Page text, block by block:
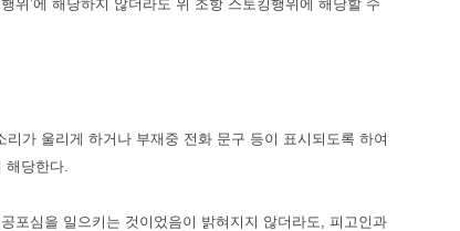
위’에 해당하지 않더라도 위 조항 스토킹행위에 해당할 수
가 울리게 하거나 부재중 전화 문구 등이 표시되도록 하여
해당한다.
포심을 일으키는 것이었음이 밝혀지지 않더라도, 피고인과